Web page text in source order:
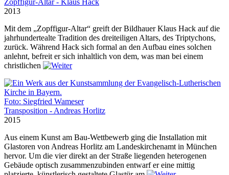
2013
Mit dem „Zopffigur-Altar“ greift der Bildhauer Klaus Hack auf die
jahrhundertealte Tradition des dreiteiligen Altars, des Triptychons,
zurück. Während Hack sich formal an den Aufbau eines solchen
anlehnt, befreit er sich inhaltlich von dem, was man bei einem
christlichen
Foto: Siegfried Wameser
Transposition - Andreas Horlitz
2015
Aus einem Kunst am Bau-Wettbewerb ging die Installation mit
Glastoren von Andreas Horlitz am Landeskirchenamt in München
hervor. Um die vier direkt an der Straße liegenden heterogenen
Gebäude optisch zusammenzubinden entwarf er eine mittig